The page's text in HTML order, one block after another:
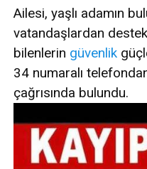
Ailesi, yaşlı adamın
vatandaşlardan
bilenlerin güvenlik
34 numaralı
çağrısında bulundu.